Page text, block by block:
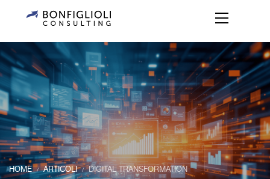
HOME / ARTICOLI / DIGITAL TRANSFORMATION